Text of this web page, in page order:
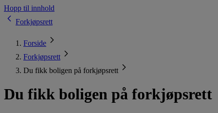
Hopp til innhold
Forkjøpsrett
Forside
Forkjøpsrett
Du fikk boligen på forkjøpsrett
Du fikk boligen på forkjøpsrett